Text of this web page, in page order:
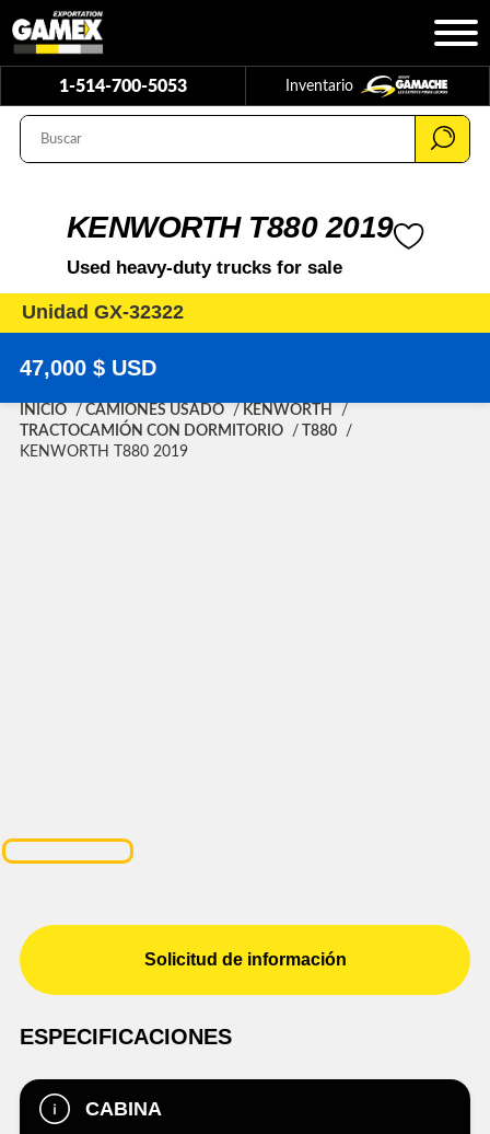
1-514-700-5053 Inventario
KENWORTH T880 2019
Used heavy-duty trucks for sale
Unidad GX-32322
47,000 $ USD
INICIO CAMIONES USADO
KENWORTH
TRACTOCAMIÓN CON DORMITORIO
T880
KENWORTH T880 2019
Solicitud de información
ESPECIFICACIONES
CABINA